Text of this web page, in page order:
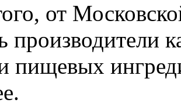
от
производители
пищевых